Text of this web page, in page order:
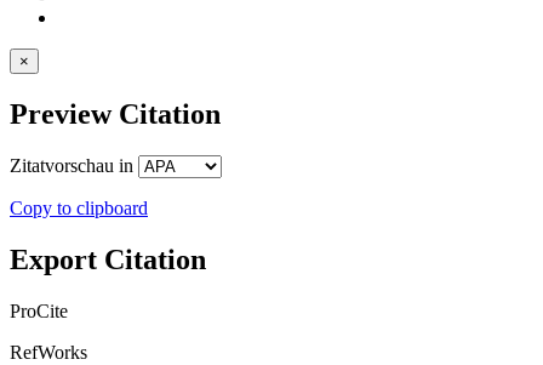
×
Preview Citation
Zitatvorschau in
Copy to clipboard
Export Citation
ProCite
RefWorks